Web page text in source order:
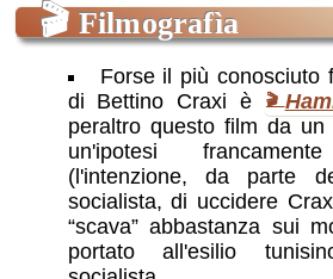
🎬 Filmografìa
Forse il più conosciuto
di Bettino Craxi è
peraltro questo film da un
un'ipotesi
(l'intenzione, da parte
socialista, di uccidere
“scava” abbastanza sui
portato all'esilio